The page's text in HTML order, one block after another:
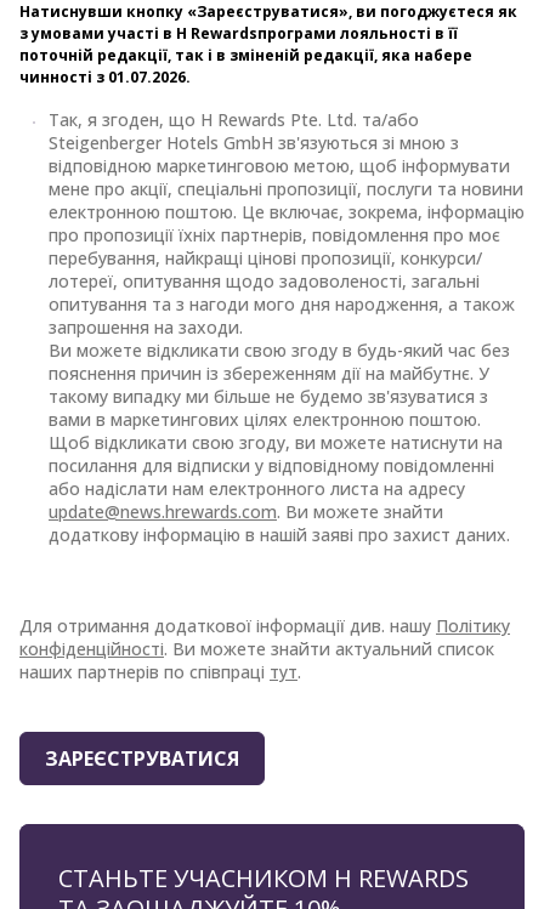
Натиснувши кнопку «Зареєструватися», ви погоджуєтеся як
з умовами участі в H Rewardsпрограми лояльності в її
поточній редакції, так і в зміненій редакції, яка набере
чинності з 01.07.2026.
Так, я згоден, що H Rewards Pte. Ltd. та/або
Steigenberger Hotels GmbH зв'язуються зі мною з
відповідною маркетинговою метою, щоб інформувати
мене про акції, спеціальні пропозиції, послуги та новини
електронною поштою. Це включає, зокрема, інформацію
про пропозиції їхніх партнерів, повідомлення про моє
перебування, найкращі цінові пропозиції, конкурси/
лотереї, опитування щодо задоволеності, загальні
опитування та з нагоди мого дня народження, а також
запрошення на заходи.
Ви можете відкликати свою згоду в будь-який час без
пояснення причин із збереженням дії на майбутнє. У
такому випадку ми більше не будемо зв'язуватися з
вами в маркетингових цілях електронною поштою.
Щоб відкликати свою згоду, ви можете натиснути на
посилання для відписки у відповідному повідомленні
або надіслати нам електронного листа на адресу
update@news.hrewards.com. Ви можете знайти
додаткову інформацію в нашій заяві про захист даних.
Для отримання додаткової інформації див. нашу Політику
конфіденційності. Ви можете знайти актуальний список
наших партнерів по співпраці тут.
ЗАРЕЄСТРУВАТИСЯ
СТАНЬТЕ УЧАСНИКОМ H REWARDS